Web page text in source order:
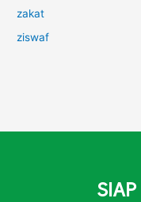
zakat
ziswaf